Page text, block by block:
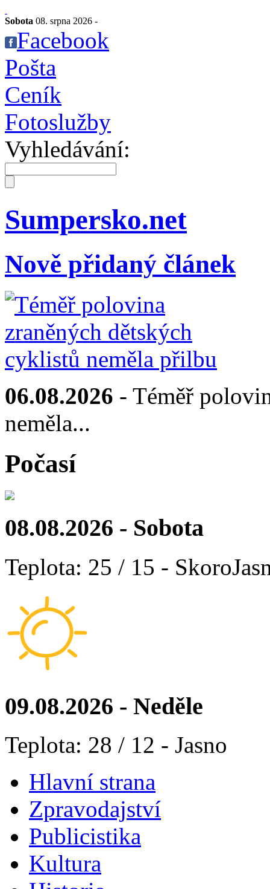
Sobota 08. srpna 2026 -
Facebook
Pošta
Ceník
Fotoslužby
Vyhledávání:
Sumpersko.net
Nově přidaný článek
06.08.2026 - Téměř
neměla...
Počasí
08.08.2026 - Sobota
Teplota: 25 / 15 -
09.08.2026 - Neděle
Teplota: 28 / 12 - Jasno
Hlavní strana
Zpravodajství
Publicistika
Kultura